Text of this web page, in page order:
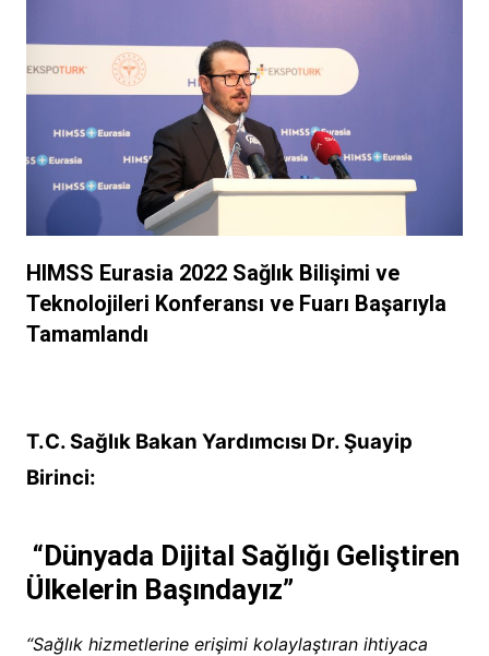
HIMSS Eurasia 2022 Sağlık Bilişimi ve
Teknolojileri Konferansı ve Fuarı Başarıyla
Tamamlandı
T.C. Sağlık Bakan Yardımcısı Dr. Şuayip
Birinci:
“Dünyada Dijital Sağlığı Geliştiren
Ülkelerin Başındayız”
“Sağlık hizmetlerine erişimi kolaylaştıran ihtiyaca